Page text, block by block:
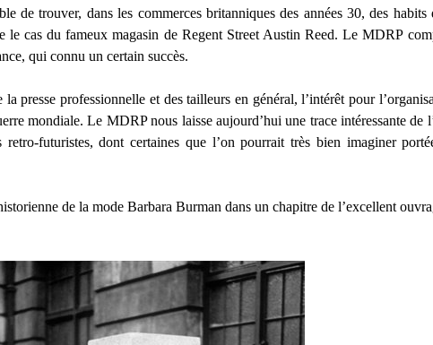
de trouver, dans les commerces britanniques des années 30, des habits
cas du fameux magasin de Regent Street Austin Reed. Le MDRP
qui connu un certain succès.
presse professionnelle et des tailleurs en général, l’intérêt pour
mondiale. Le MDRP nous laisse aujourd’hui une trace intéressante de
retro-futuristes, dont certaines que l’on pourrait très bien imaginer
de la mode Barbara Burman dans un chapitre de l’excellent